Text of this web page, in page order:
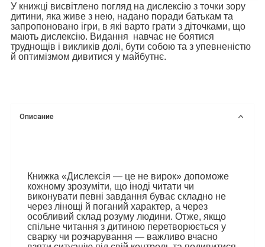
У книжці висвітлено погляд на дислексію з точки зору
дитини, яка живе з нею, надано поради батькам та
запропоновано ігри, в які варто грати з діточками, що
мають дислексію. Видання навчає не боятися
труднощів і викликів долі, бути собою та з упевненістю
й оптимізмом дивитися у майбутнє.
Описание
Книжка «Дислексія — це не вирок» допоможе
кожному зрозуміти, що іноді читати чи
виконувати певні завдання буває складно не
через лінощі й поганий характер, а через
особливий склад розуму людини. Отже, якщо
спільне читання з дитиною перетворюється у
сварку чи розчарування — важливо вчасно